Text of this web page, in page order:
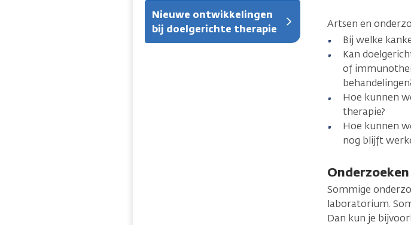
Nieuwe ontwikkelingen
bij doelgerichte therapie
Artsen en
Bij welke
Kan
of
Hoe kunnen
therapie?
Hoe kunnen
nog blijft
Sommige
laboratorium.
Dan kun je